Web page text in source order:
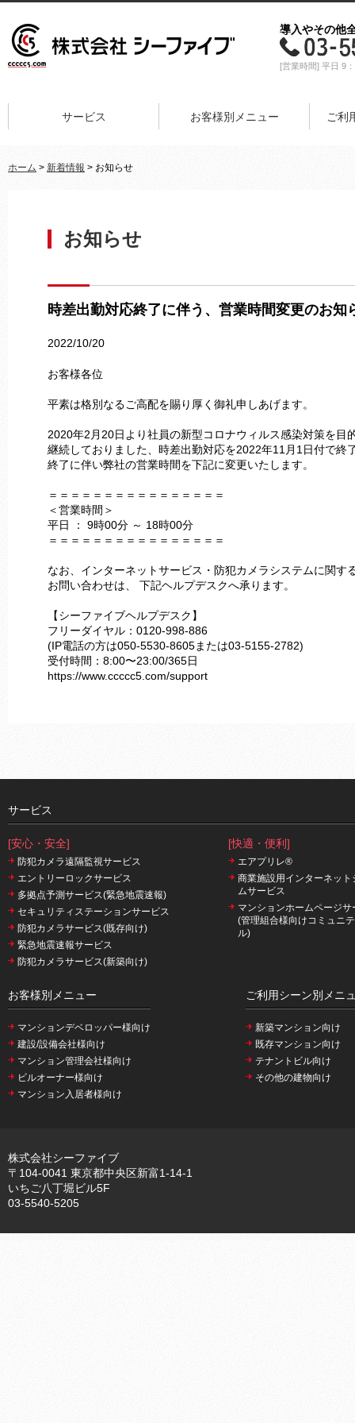
導入やその他
[営業時間] 平日 9
サービス お客様別メニュー ご利
ホーム > 新着情報 > お知らせ
お知らせ
時差出勤対応終了に伴う、営業時間変更のお知
2022/10/20
お客様各位
平素は格別なるご高配を賜り厚く御礼申しあげます。
2020年2月20日より社員の新型コロナウィルス感染対策を目
継続しておりました、時差出勤対応を2022年11月1日付で終
終了に伴い弊社の営業時間を下記に変更いたします。
＝＝＝＝＝＝＝＝＝＝＝＝＝＝＝＝
＜営業時間＞
平日 ： 9時00分 ～ 18時00分
＝＝＝＝＝＝＝＝＝＝＝＝＝＝＝＝
なお、インターネットサービス・防犯カメラシステムに関す
お問い合わせは、 下記ヘルプデスクへ承ります。
【シーファイブヘルプデスク】
フリーダイヤル：0120-998-886
(IP電話の方は050-5530-8605または03-5155-2782)
受付時間：8:00〜23:00/365日
https://www.ccccc5.com/support
サービス
[安心・安全]
防犯カメラ遠隔監視サービス
エントリーロックサービス
多拠点予測サービス(緊急地震速報)
セキュリティステーションサービス
防犯カメラサービス(既存向け)
緊急地震速報サービス
防犯カメラサービス(新築向け)
[快適・便利]
エアプリレ®
商業施設用インターネット
ムサービス
マンションホームページサ
(管理組合様向けコミュニ
ル)
お客様別メニュー
マンションデベロッパー様向け
建設/設備会社様向け
マンション管理会社様向け
ビルオーナー様向け
マンション入居者様向け
ご利用シーン別メニ
新築マンション向け
既存マンション向け
テナントビル向け
その他の建物向け
株式会社シーファイブ
〒104-0041 東京都中央区新富1-14-1
いちご八丁堀ビル5F
03-5540-5205